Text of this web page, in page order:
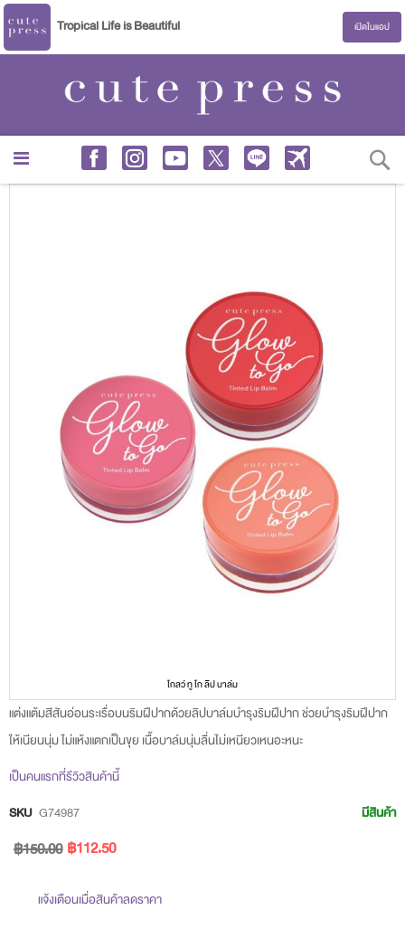
Tropical Life is Beautiful เปิดในแอป
แต่งแต้มสีสันอ่อนระเรื่อบนริมฝีปากด้วยลิปบาล์มบำรุงริมฝีปาก ช่วยบำรุงริมฝีปาก
ให้เนียนนุ่ม ไม่แห้งแตกเป็นขุย เนื้อบาล์มนุ่มลื่นไม่เหนียวเหนอะหนะ
เป็นคนแรกที่รีวิวสินค้านี้
มีสินค้า
SKU G74987
฿112.50
฿150.00
แจ้งเตือนเมื่อสินค้าลดราคา
โกลว์ ทู โก ลิป บาล์ม
Skip
to
the
of
the
gallery